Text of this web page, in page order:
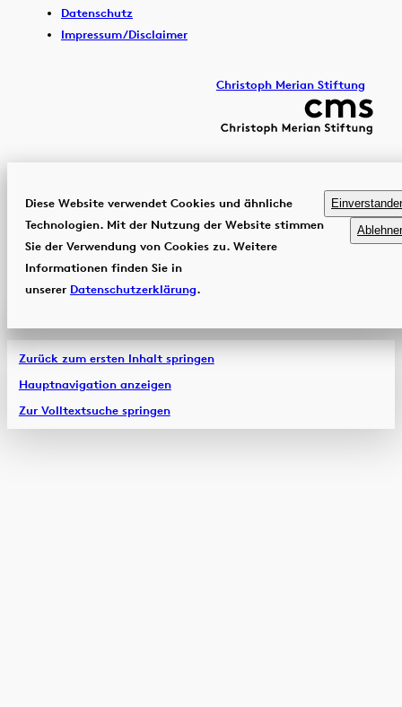
Datenschutz
Impressum/Disclaimer
Christoph Merian Stiftung
Diese Website verwendet Cookies und ähnliche
Technologien. Mit der Nutzung der Website stimmen
Sie der Verwendung von Cookies zu. Weitere
Informationen finden Sie in
unserer Datenschutzerklärung.
Zurück zum ersten Inhalt springen
Hauptnavigation anzeigen
Zur Volltextsuche springen